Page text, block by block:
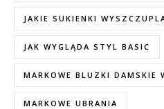
JAKIE SUKIENKI
JAK WYGLĄDA STYL BASIC
MARKOWE BLUZKI DAMSKIE
MARKOWE UBRANIA